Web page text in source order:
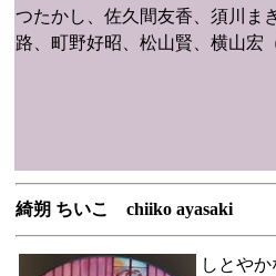
つたかし、佐久間友香、須川ま
路、町野好昭、松山賢、横山宏
綺朔 ちいこ chiiko ayasaki
しとや